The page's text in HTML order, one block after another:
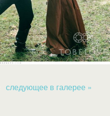
следующее в галерее »